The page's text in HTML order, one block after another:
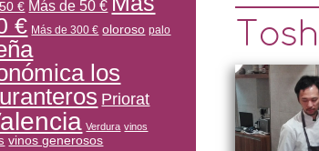
€ Más de 50 €
€ Más de 300 € oloroso palo
los
Priorat
Verdura vinos
vinos generosos